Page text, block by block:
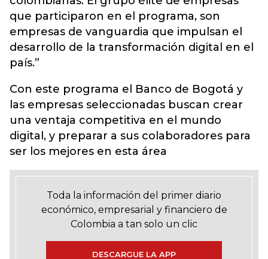
que participaron en el programa, son
empresas de vanguardia que impulsan el
desarrollo de la transformación digital en el
país.”
Con este programa el Banco de Bogotá y
las empresas seleccionadas buscan crear
una ventaja competitiva en el mundo
digital, y preparar a sus colaboradores para
ser los mejores en esta área
Toda la información del primer diario
económico, empresarial y financiero de
Colombia a tan solo un clic
DESCARGUE LA APP